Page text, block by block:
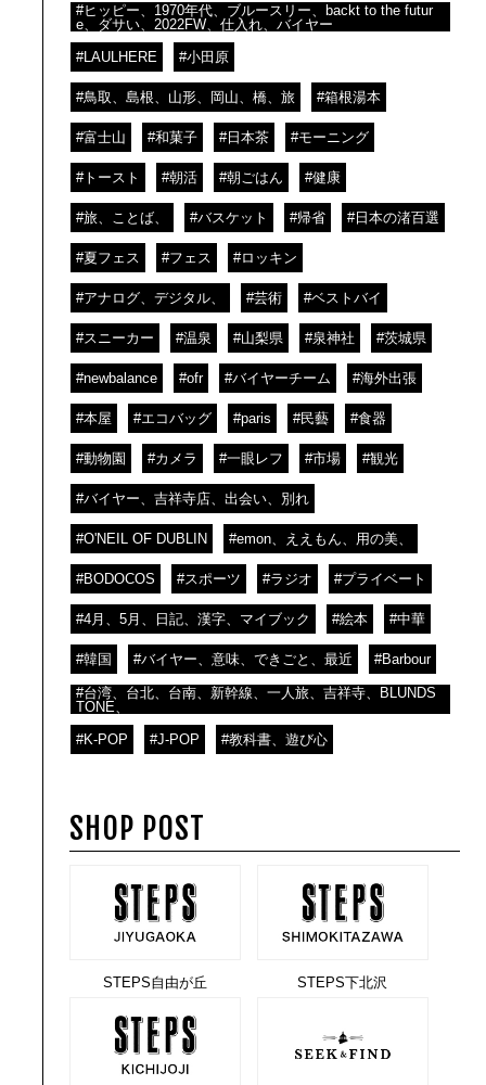
#ヒッピー、1970年代、ブルースリー、backt to the futur
e、ダサい、2022FW、仕入れ、バイヤー
#LAULHERE #小田原
#鳥取、島根、山形、岡山、橋、旅 #箱根湯本
#富士山 #和菓子 #日本茶 #モーニング
#トースト #朝活 #朝ごはん #健康
#旅、ことば、 #バスケット #帰省 #日本の渚百選
#夏フェス #フェス #ロッキン
#アナログ、デジタル、 #芸術 #ベストバイ
#スニーカー #温泉 #山梨県 #泉神社 #茨城県
#newbalance #ofr #バイヤーチーム #海外出張
#本屋 #エコバッグ #paris #民藝 #食器
#動物園 #カメラ #一眼レフ #市場 #観光
#バイヤー、吉祥寺店、出会い、別れ
#O'NEIL OF DUBLIN #emon、ええもん、用の美、
#BODOCOS #スポーツ #ラジオ #プライベート
#4月、5月、日記、漢字、マイブック #絵本 #中華
#韓国 #バイヤー、意味、できごと、最近 #Barbour
#台湾、台北、台南、新幹線、一人旅、吉祥寺、BLUNDS
TONE、
#K-POP #J-POP #教科書、遊び心
SHOP POST
STEPS自由が丘 STEPS下北沢